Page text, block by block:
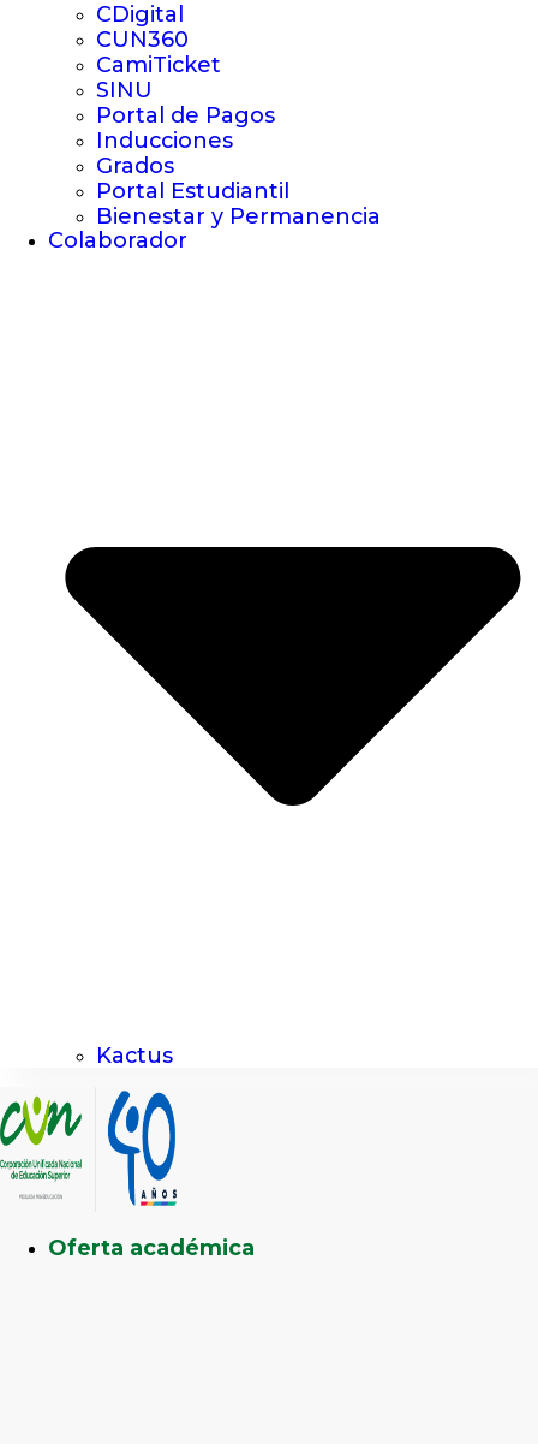
CDigital
CUN360
CamiTicket
SINU
Portal de Pagos
Inducciones
Grados
Portal Estudiantil
Bienestar y Permanencia
Colaborador
Kactus
Oferta académica